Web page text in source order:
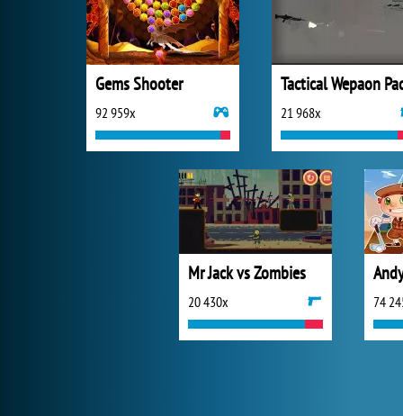
Gems Shooter
92 959x 21 968x
Mr Jack vs Zombies
20 430x 74